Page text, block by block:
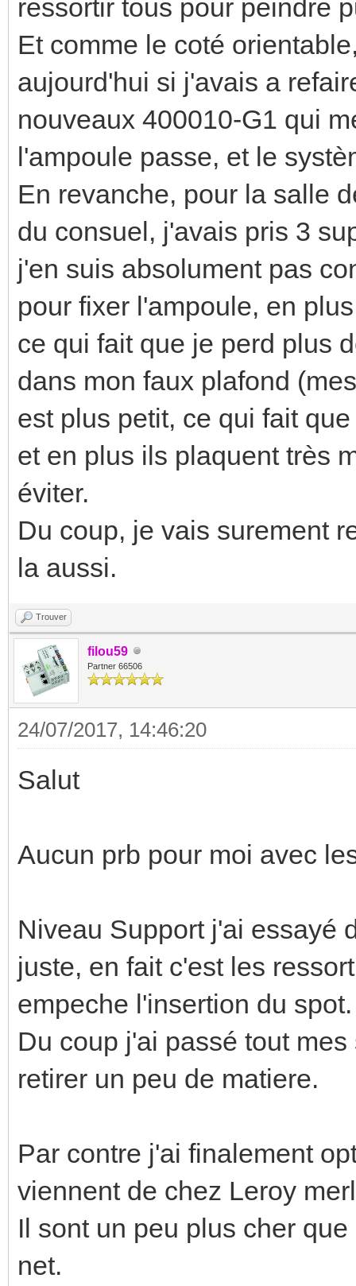
ressortir tous pour peindre
Et comme le coté
aujourd'hui si j'avais a
nouveaux 400010-G1 qui
l'ampoule passe, et le
En revanche, pour la salle
du consuel, j'avais pris 3
j'en suis absolument pas
pour fixer l'ampoule, en
ce qui fait que je perd plus
dans mon faux plafond
est plus petit, ce qui fait
et en plus ils plaquent très
éviter.
Du coup, je vais surement
la aussi.
Trouver
filou59
Partner 66506
24/07/2017, 14:46:20
Salut
Aucun prb pour moi avec
Niveau Support j'ai essayé
juste, en fait c'est les
empeche l'insertion du spot.
Du coup j'ai passé tout
retirer un peu de matiere.
Par contre j'ai finalement
viennent de chez Leroy
Il sont un peu plus cher
net.